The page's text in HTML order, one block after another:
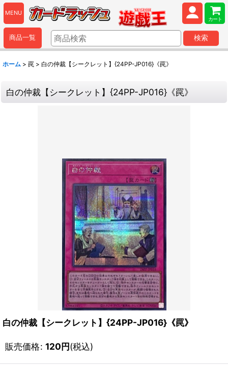
MENU
カート
商品一覧 検索
ホーム > 罠 > 白の仲裁【シークレット】{24PP-JP016}《罠》
白の仲裁【シークレット】{24PP-JP016}《罠》
白の仲裁【シークレット】{24PP-JP016}《罠》
販売価格: 120円(税込)